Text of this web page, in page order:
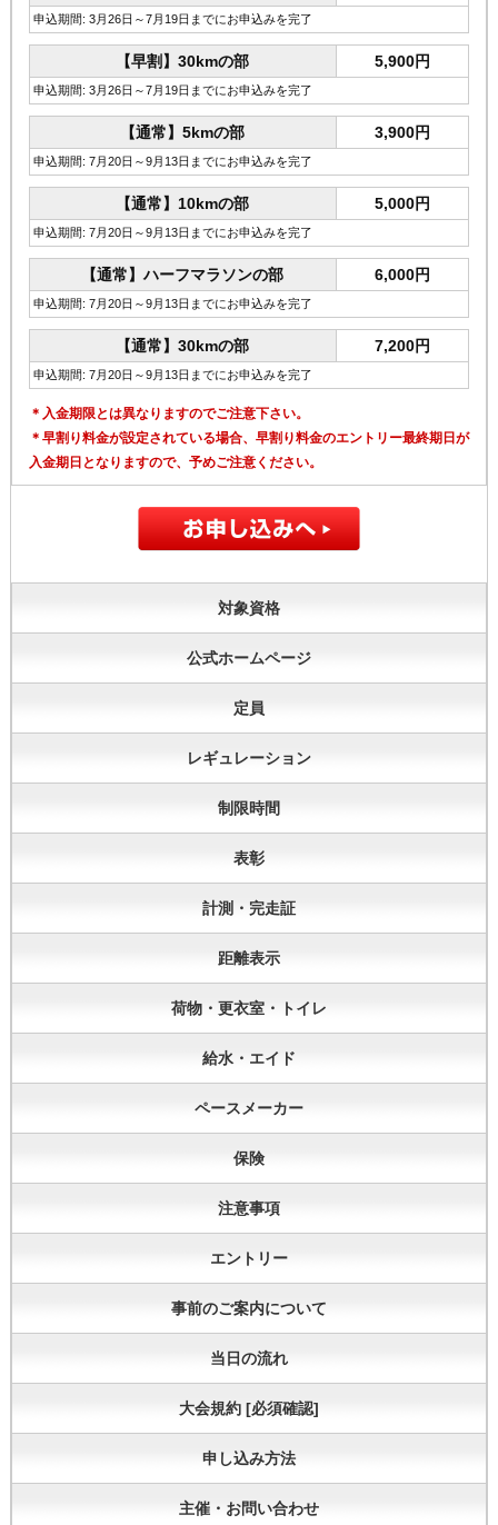
申込期間: 3月26日～7月19日までにお申込みを完了
【早割】30kmの部 5,900円
申込期間: 3月26日～7月19日までにお申込みを完了
【通常】5kmの部 3,900円
申込期間: 7月20日～9月13日までにお申込みを完了
【通常】10kmの部 5,000円
申込期間: 7月20日～9月13日までにお申込みを完了
【通常】ハーフマラソンの部 6,000円
申込期間: 7月20日～9月13日までにお申込みを完了
【通常】30kmの部 7,200円
申込期間: 7月20日～9月13日までにお申込みを完了
＊入金期限とは異なりますのでご注意下さい。
＊早割り料金が設定されている場合、早割り料金のエントリー最終期日が
入金期日となりますので、予めご注意ください。
対象資格
公式ホームページ
定員
レギュレーション
制限時間
表彰
計測・完走証
距離表示
荷物・更衣室・トイレ
給水・エイド
ペースメーカー
保険
注意事項
エントリー
事前のご案内について
当日の流れ
大会規約 [必須確認]
申し込み方法
主催・お問い合わせ